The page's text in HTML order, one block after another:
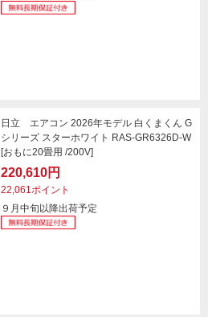
日立 エアコン 2026年モデル 白くまくん G
シリーズ スターホワイト RAS-GR6326D-W
[おもに20畳用 /200V]
220,610円
22,061ポイント
９月中旬以降出荷予定